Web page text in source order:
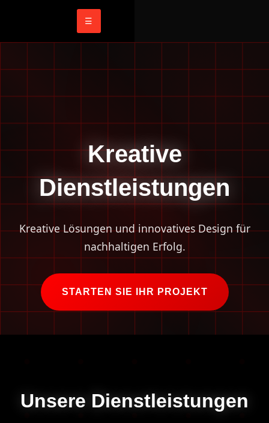
☰
Kreative
Dienstleistungen
Kreative Lösungen und innovatives Design für
nachhaltigen Erfolg.
STARTEN SIE IHR PROJEKT
Unsere Dienstleistungen